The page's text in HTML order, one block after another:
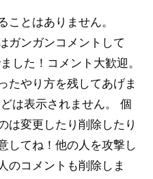
ことはありません。
ガンガンコメントして
した！コメント大歓迎。
たやり方を残してあげま
は表示されません。 個
は変更したり削除したり
してね！他の人を攻撃し
のコメントも削除しま